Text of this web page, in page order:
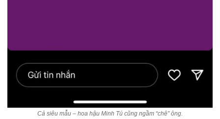
Cả siêu mẫu – hoa hậu Minh Tú cũng ngầm “chê” ông.